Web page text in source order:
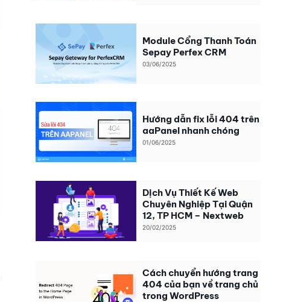
Module Cổng Thanh Toán
Sepay Perfex CRM
03/06/2025
Hướng dẫn fix lỗi 404 trên
aaPanel nhanh chóng
01/06/2025
Dịch Vụ Thiết Kế Web
Chuyên Nghiệp Tại Quận
12, TP HCM – Nextweb
20/02/2025
Cách chuyển hướng trang
404 của bạn về trang chủ
trong WordPress